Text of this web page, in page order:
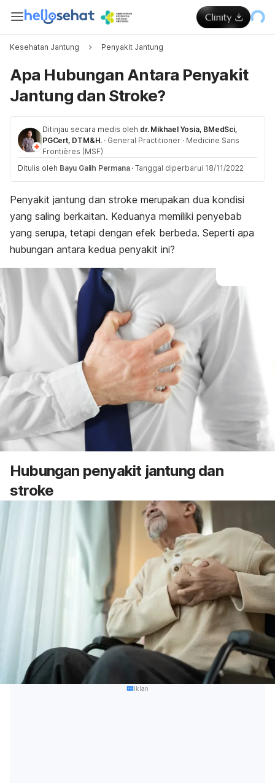
Kesehatan Jantung Penyakit Jantung
Apa Hubungan Antara Penyakit
Jantung dan Stroke?
Ditinjau secara medis oleh dr. Mikhael Yosia, BMedSci,
PGCert, DTM&H. · General Practitioner · Medicine Sans
Frontières (MSF)
Ditulis oleh Bayu Galih Permana · Tanggal diperbarui 18/11/2022
Penyakit jantung dan stroke merupakan dua kondisi
yang saling berkaitan. Keduanya memiliki penyebab
yang serupa, tetapi dengan efek berbeda. Seperti apa
hubungan antara kedua penyakit ini?
Hubungan penyakit jantung dan
stroke
Iklan